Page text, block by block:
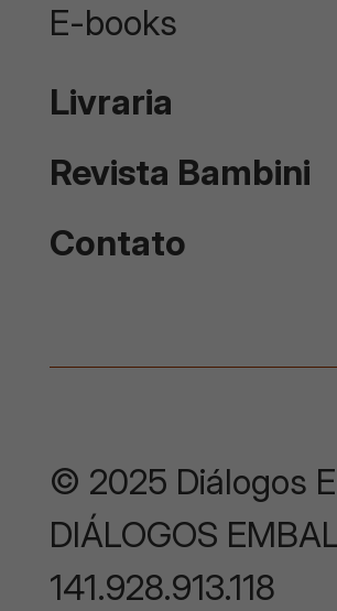
E-books
Livraria
Revista Bambini
Contato
© 2025 Diálogos
DIÁLOGOS
141.928.913.118